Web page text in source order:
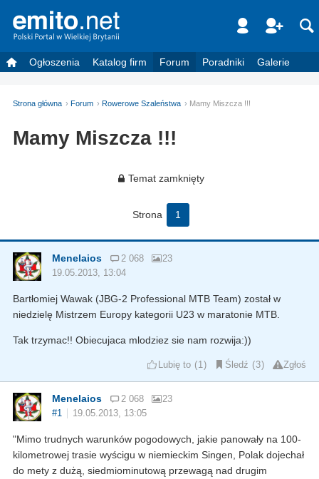
Ogłoszenia Katalog firm Forum Poradniki Galerie
Strona główna Forum Rowerowe Szaleństwa Mamy Miszcza !!!
Mamy Miszcza !!!
Temat zamknięty
Strona 1
Menelaios 2 068
23
19.05.2013, 13:04
Bartłomiej Wawak (JBG-2 Professional MTB Team) został w
niedzielę Mistrzem Europy kategorii U23 w maratonie MTB.
Tak trzymac!! Obiecujaca mlodziez sie nam rozwija:))
Lubię to 1 Śledź 3 Zgłoś
Menelaios 2 068
23
#1
19.05.2013, 13:05
"Mimo trudnych warunków pogodowych, jakie panowały na 100-
kilometrowej trasie wyścigu w niemieckim Singen, Polak dojechał
do mety z dużą, siedmiominutową przewagą nad drugim